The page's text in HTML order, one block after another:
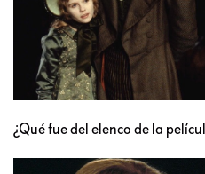
¿Qué fue del elenco de la